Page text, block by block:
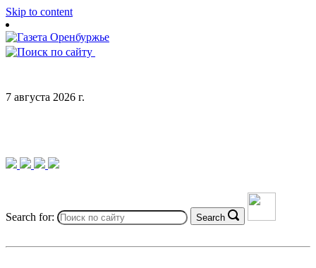
Skip to content
7 августа 2026 г.
Search for: Search